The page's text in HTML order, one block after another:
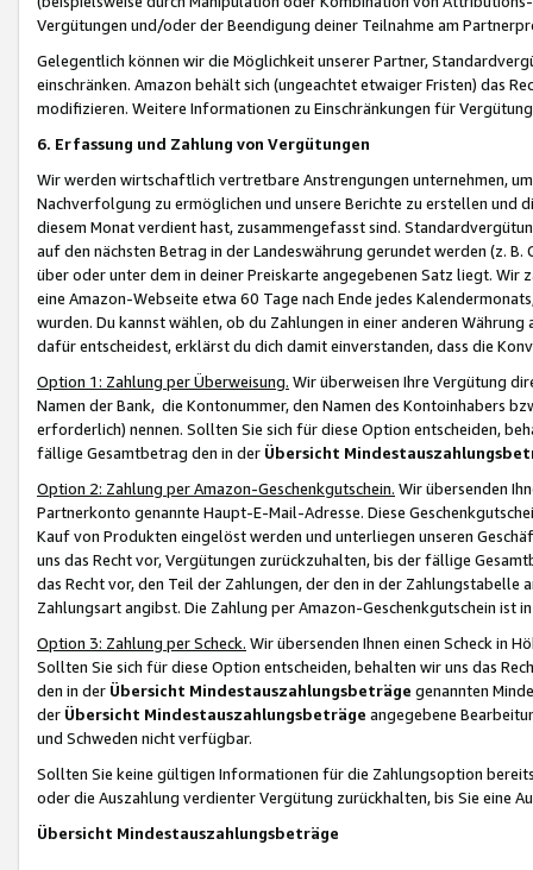
Vergütungen und/oder der Beendigung deiner Teilnahme am
Gelegentlich können wir die Möglichkeit unserer Partner,
einschränken. Amazon behält sich (ungeachtet etwaiger Fristen) das
modifizieren. Weitere Informationen zu Einschränkungen für
6. Erfassung und Zahlung von Vergütungen
Wir werden wirtschaftlich vertretbare Anstrengungen unternehmen,
Nachverfolgung zu ermöglichen und unsere Berichte zu erstellen und
diesem Monat verdient hast, zusammengefasst sind.
auf den nächsten Betrag in der Landeswährung gerundet werden (z.
über oder unter dem in deiner Preiskarte angegebenen Satz liegt.
eine Amazon-Webseite etwa 60 Tage nach Ende jedes
wurden. Du kannst wählen, ob du Zahlungen in einer anderen
dafür entscheidest, erklärst du dich damit einverstanden, dass die
Option 1: Zahlung per Überweisung. Wir überweisen Ihre Vergütung
Namen der Bank, die Kontonummer, den Namen des Kontoinhabers
erforderlich) nennen. Sollten Sie sich für diese Option entscheiden,
fällige Gesamtbetrag den in der Übersicht
Option 2: Zahlung per Amazon-Geschenkgutschein. Wir übersenden
Partnerkonto genannte Haupt-E-Mail-Adresse. Diese
Kauf von Produkten eingelöst werden und unterliegen unseren
uns das Recht vor, Vergütungen zurückzuhalten, bis der fällige
das Recht vor, den Teil der Zahlungen, der den in der
Zahlungsart angibst. Die Zahlung per Amazon-Geschenkgutschein ist
Option 3: Zahlung per Scheck. Wir übersenden Ihnen einen Scheck in
Sollten Sie sich für diese Option entscheiden, behalten wir uns das
den in der Übersicht Mindestauszahlungsbeträge genannten
der Übersicht Mindestauszahlungsbeträge angegebene
und Schweden nicht verfügbar.
Sollten Sie keine gültigen Informationen für die Zahlungsoption
oder die Auszahlung verdienter Vergütung zurückhalten, bis Sie
Übersicht Mindestauszahlungsbeträge